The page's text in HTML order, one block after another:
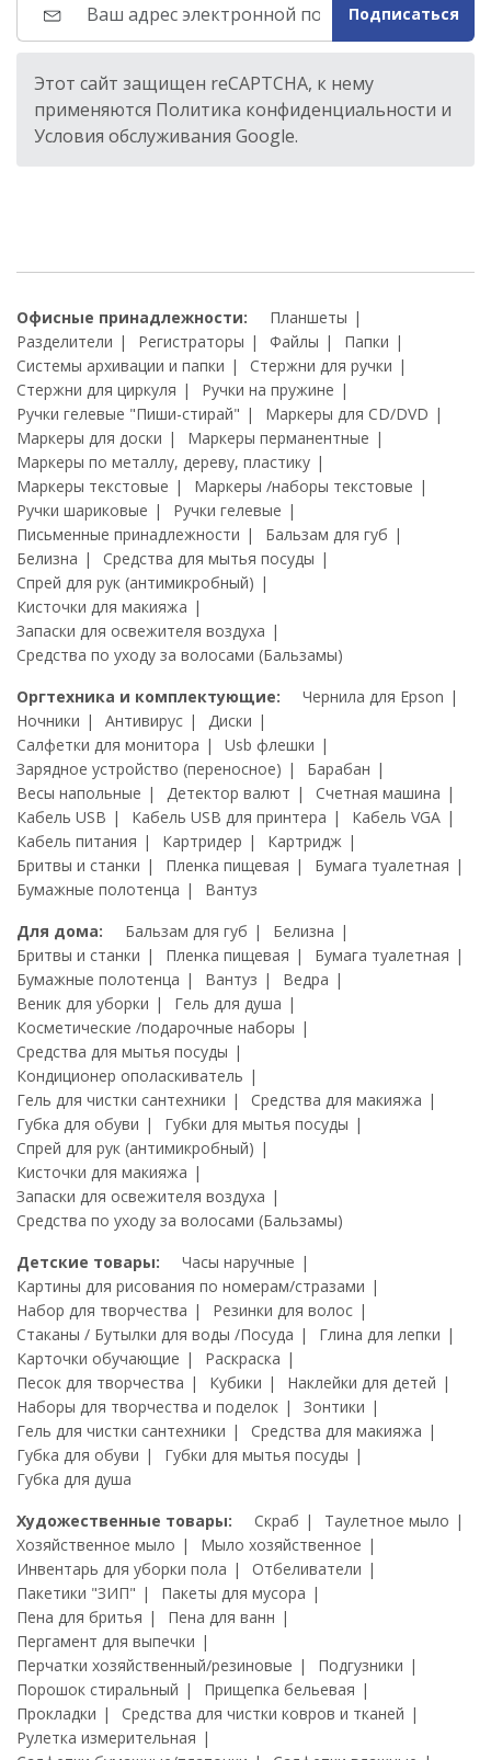
Подписаться
Этот сайт защищен reCAPTCHA, к нему
применяются Политика конфиденциальности и
Условия обслуживания Google.
Офисные принадлежности:
Планшеты
Разделители
Регистраторы Файлы
Папки
Системы архивации и папки
Стержни для ручки
Стержни для циркуля
Ручки на пружине
Ручки гелевые "Пиши-стирай"
Маркеры для CD/DVD
Маркеры для доски
Маркеры перманентные
Маркеры по металлу, дереву, пластику
Маркеры текстовые
Маркеры /наборы текстовые
Ручки шариковые
Ручки гелевые
Письменные принадлежности
Бальзам для губ
Белизна
Средства для мытья посуды
Спрей для рук (антимикробный)
Кисточки для макияжа
Запаски для освежителя воздуха
Средства по уходу за волосами (Бальзамы)
Оргтехника и комплектующие:
Чернила для Epson
Ночники
Антивирус
Диски
Салфетки для монитора
Usb флешки
Зарядное устройство (переносное)
Барабан
Весы напольные
Детектор валют
Счетная машина
Кабель USB
Кабель USB для принтера
Кабель VGA
Кабель питания
Картридер
Картридж
Бритвы и станки
Пленка пищевая
Бумага туалетная
Бумажные полотенца
Вантуз
Для дома:
Бальзам для губ
Белизна
Бритвы и станки
Пленка пищевая
Бумага туалетная
Бумажные полотенца
Вантуз
Ведра
Веник для уборки
Гель для душа
Косметические /подарочные наборы
Средства для мытья посуды
Кондиционер ополаскиватель
Гель для чистки сантехники
Средства для макияжа
Губка для обуви
Губки для мытья посуды
Спрей для рук (антимикробный)
Кисточки для макияжа
Запаски для освежителя воздуха
Средства по уходу за волосами (Бальзамы)
Детские товары:
Часы наручные
Картины для рисования по номерам/стразами
Набор для творчества
Резинки для волос
Стаканы / Бутылки для воды /Посуда
Глина для лепки
Карточки обучающие
Раскраска
Песок для творчества
Кубики
Наклейки для детей
Наборы для творчества и поделок
Зонтики
Гель для чистки сантехники
Средства для макияжа
Губка для обуви
Губки для мытья посуды
Губка для душа
Художественные товары:
Скраб
Таулетное мыло
Хозяйственное мыло
Мыло хозяйственное
Инвентарь для уборки пола
Отбеливатели
Пакетики "ЗИП"
Пакеты для мусора
Пена для бритья
Пена для ванн
Пергамент для выпечки
Перчатки хозяйственный/резиновые
Подгузники
Порошок стиральный
Прищепка бельевая
Прокладки
Средства для чистки ковров и тканей
Рулетка измерительная